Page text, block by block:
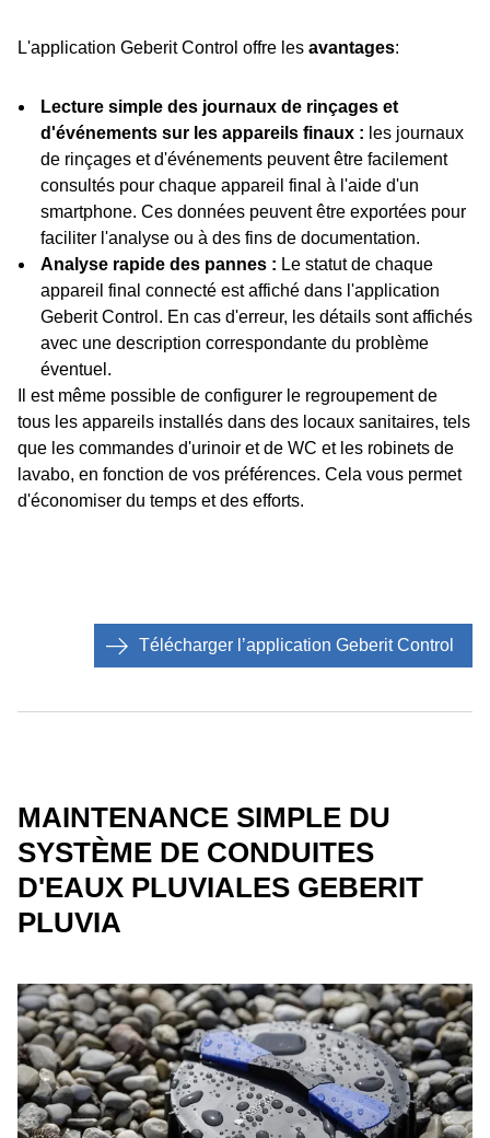
L'application Geberit Control offre les avantages:
Lecture simple des journaux de rinçages et
d'événements sur les appareils finaux : les journaux
de rinçages et d'événements peuvent être facilement
consultés pour chaque appareil final à l'aide d'un
smartphone. Ces données peuvent être exportées pour
faciliter l'analyse ou à des fins de documentation.
Analyse rapide des pannes : Le statut de chaque
appareil final connecté est affiché dans l'application
Geberit Control. En cas d'erreur, les détails sont affichés
avec une description correspondante du problème
éventuel.
Il est même possible de configurer le regroupement de
tous les appareils installés dans des locaux sanitaires, tels
que les commandes d'urinoir et de WC et les robinets de
lavabo, en fonction de vos préférences. Cela vous permet
d'économiser du temps et des efforts.
Télécharger lʼapplication Geberit Control
MAINTENANCE SIMPLE DU
SYSTÈME DE CONDUITES
D'EAUX PLUVIALES GEBERIT
PLUVIA